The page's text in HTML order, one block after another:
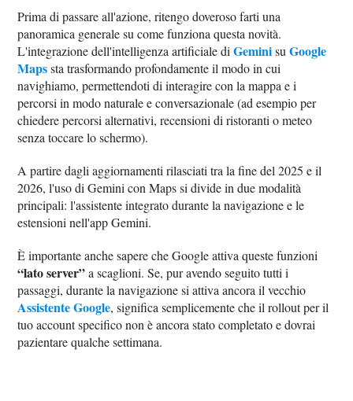
Prima di passare all'azione, ritengo doveroso farti una
panoramica generale su come funziona questa novità.
L'integrazione dell'intelligenza artificiale diGeminisuGoogle
Mapssta trasformando profondamente il modo in cui
navighiamo, permettendoti di interagire con la mappa e i
percorsi in modo naturale e conversazionale (ad esempio per
chiedere percorsi alternativi, recensioni di ristoranti o meteo
senza toccare lo schermo).
A partire dagli aggiornamenti rilasciati tra la fine del 2025 e il
2026, l'uso di Gemini con Maps si divide in due modalità
principali: l'assistente integrato durante la navigazione e le
estensioni nell'app Gemini.
È importante anche sapere che Google attiva queste funzioni
“lato server”a scaglioni. Se, pur avendo seguito tutti i
passaggi, durante la navigazione si attiva ancora il vecchio
Assistente Google, significa semplicemente che il rollout per il
tuo account specifico non è ancora stato completato e dovrai
pazientare qualche settimana.